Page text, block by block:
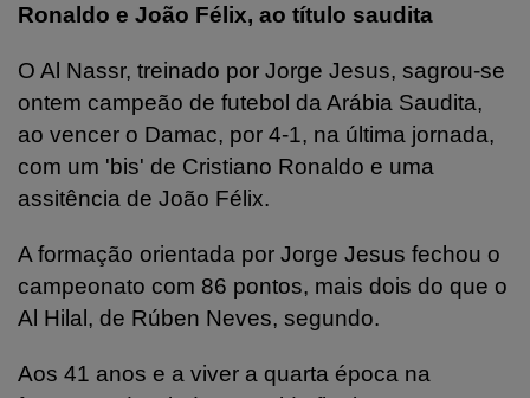
Ronaldo e João Félix, ao título saudita
O Al Nassr, treinado por Jorge Jesus, sagrou-se
ontem campeão de futebol da Arábia Saudita,
ao vencer o Damac, por 4-1, na última jornada,
com um 'bis' de Cristiano Ronaldo e uma
assitência de João Félix.
A formação orientada por Jorge Jesus fechou o
campeonato com 86 pontos, mais dois do que o
Al Hilal, de Rúben Neves, segundo.
Aos 41 anos e a viver a quarta época na